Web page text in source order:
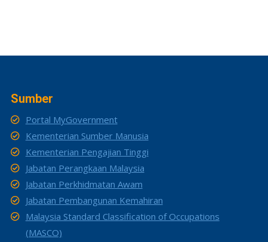
Sumber
Portal MyGovernment
Kementerian Sumber Manusia
Kementerian Pengajian Tinggi
Jabatan Perangkaan Malaysia
Jabatan Perkhidmatan Awam
Jabatan Pembangunan Kemahiran
Malaysia Standard Classification of Occupations
(MASCO)